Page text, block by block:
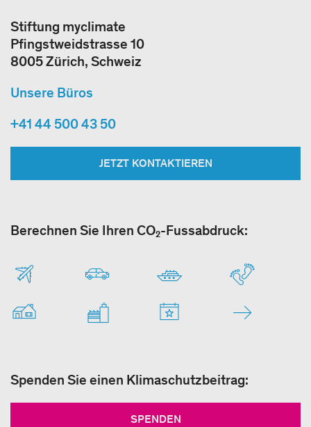
Stiftung myclimate
Pfingstweidstrasse 10
8005 Zürich, Schweiz
Unsere Büros
+41 44 500 43 50
JETZT KONTAKTIEREN
Berechnen Sie Ihren CO₂-Fussabdruck:
Spenden Sie einen Klimaschutzbeitrag:
SPENDEN